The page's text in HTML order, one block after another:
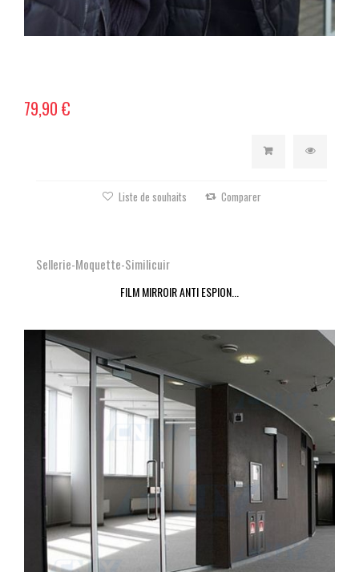
79,90 €
Liste de souhaits Comparer
Sellerie-Moquette-Similicuir
FILM MIRROIR ANTI ESPION...